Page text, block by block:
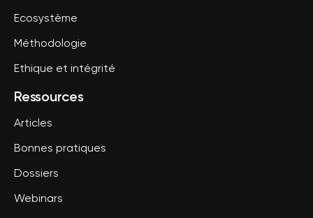
Ecosystème
Méthodologie
Ethique et intégrité
Ressources
Articles
Bonnes pratiques
Dossiers
Webinars